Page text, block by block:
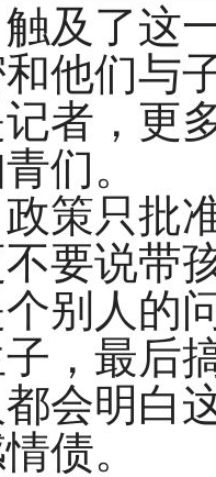
及了这
他们与
者，更
们。
策只批
要说带
别人的
，最后
会明白
债。